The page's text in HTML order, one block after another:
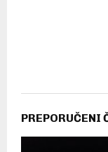
PREPORUČENI